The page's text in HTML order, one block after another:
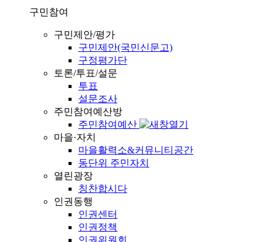
구민참여
구민제안/평가
구민제안(국민신문고)
구정평가단
토론/투표/설문
투표
설문조사
주민참여예산방
주민참여예산
마을·자치
마을활력소&커뮤니티공간
동단위 주민자치
열린광장
칭찬합시다
인권동행
인권센터
인권정책
인권위원회